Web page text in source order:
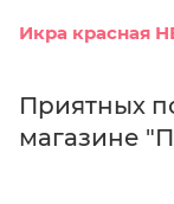
Икра красная
Приятных
магазине